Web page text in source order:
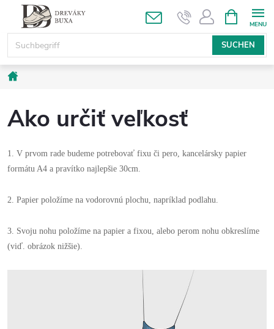
springen
SUCHEN
Startseite
Ako určiť veľkosť
1. V prvom rade budeme potrebovať fixu či pero, kancelársky papier
formátu A4 a pravítko najlepšie 30cm.
2. Papier položíme na vodorovnú plochu, napríklad podlahu.
3. Svoju nohu položíme na papier a fixou, alebo perom nohu obkreslíme
(viď. obrázok nižšie).